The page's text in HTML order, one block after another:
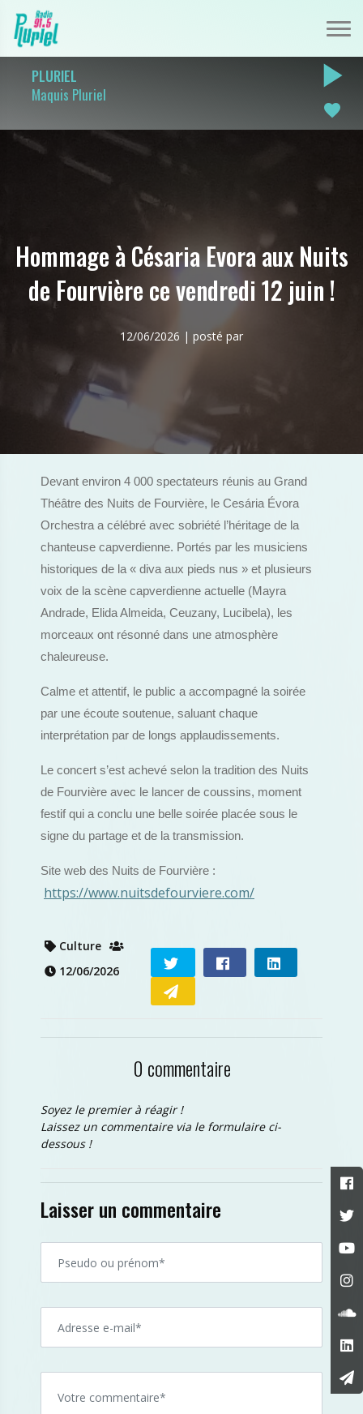
PLURIEL
Maquis Pluriel
play_arrow
favorite
Hommage à Césaria Evora aux Nuits
de Fourvière ce vendredi 12 juin !
12/06/2026 | posté par
Devant environ 4 000 spectateurs réunis au Grand
Théâtre des Nuits de Fourvière, le Cesária Évora
Orchestra a célébré avec sobriété l’héritage de la
chanteuse capverdienne. Portés par les musiciens
historiques de la « diva aux pieds nus » et plusieurs
voix de la scène capverdienne actuelle (Mayra
Andrade, Elida Almeida, Ceuzany, Lucibela), les
morceaux ont résonné dans une atmosphère
chaleureuse.
Calme et attentif, le public a accompagné la soirée
par une écoute soutenue, saluant chaque
interprétation par de longs applaudissements.
Le concert s’est achevé selon la tradition des Nuits
de Fourvière avec le lancer de coussins, moment
festif qui a conclu une belle soirée placée sous le
signe du partage et de la transmission.
Site web des Nuits de Fourvière :
https://www.nuitsdefourviere.com/
Culture
12/06/2026
0 commentaire
Soyez le premier à réagir !
Laissez un commentaire via le formulaire ci-
dessous !
Laisser un commentaire